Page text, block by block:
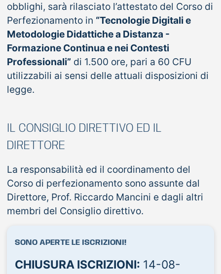
obblighi, sarà rilasciato l’attestato del Corso di
Perfezionamento in “Tecnologie Digitali e
Metodologie Didattiche a Distanza -
Formazione Continua e nei Contesti
Professionali” di 1.500 ore, pari a 60 CFU
utilizzabili ai sensi delle attuali disposizioni di
legge.
IL CONSIGLIO DIRETTIVO ED IL
DIRETTORE
La responsabilità ed il coordinamento del
Corso di perfezionamento sono assunte dal
Direttore, Prof. Riccardo Mancini e dagli altri
membri del Consiglio direttivo.
SONO APERTE LE ISCRIZIONI!
CHIUSURA ISCRIZIONI: 14-08-